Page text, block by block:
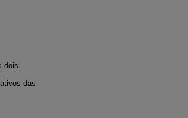
dois
das